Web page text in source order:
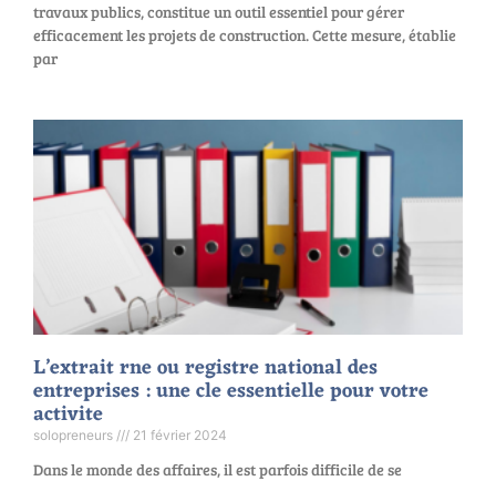
travaux publics, constitue un outil essentiel pour gérer
efficacement les projets de construction. Cette mesure, établie
par
L’extrait rne ou registre national des
entreprises : une cle essentielle pour votre
activite
solopreneurs 21 février 2024
Dans le monde des affaires, il est parfois difficile de se